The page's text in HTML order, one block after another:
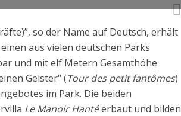
so der Name auf Deutsch, erhält
aus vielen deutschen Parks
und mit elf Metern Gesamthöhe
Geister“ (Tour des petit fantômes)
im Park. Die beiden
Le Manoir Hantéerbaut und bilden